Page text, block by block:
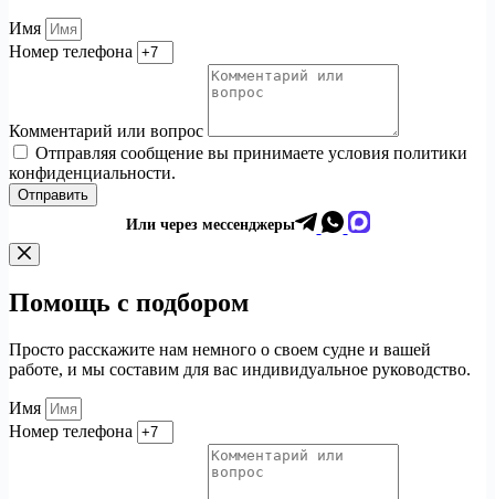
Имя
Номер телефона
Комментарий или вопрос
Отправляя сообщение вы принимаете условия политики
конфиденциальности.
Отправить
Или через мессенджеры
Помощь с подбором
Просто расскажите нам немного о своем судне и вашей
работе, и мы составим для вас индивидуальное руководство.
Имя
Номер телефона